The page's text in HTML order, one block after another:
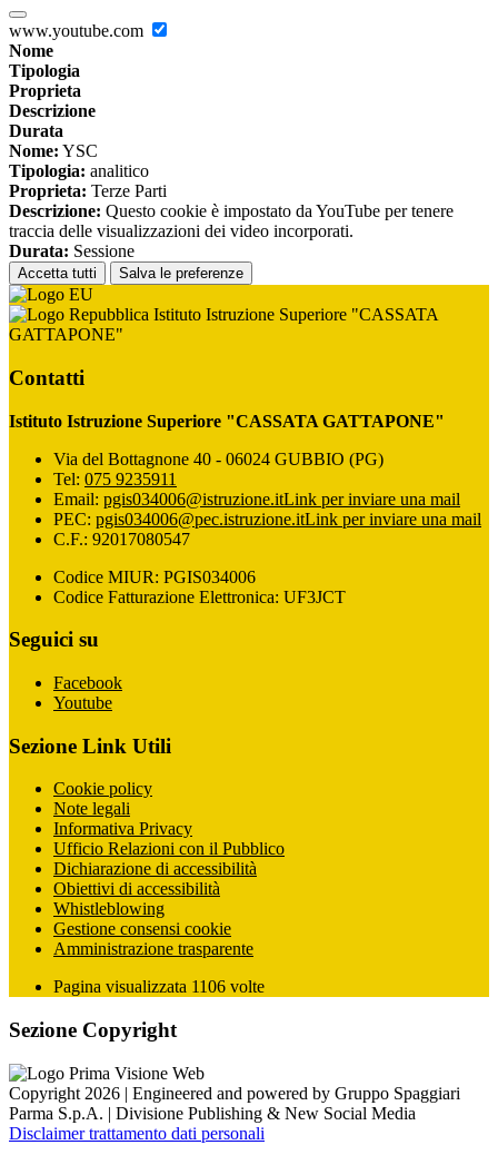
www.youtube.com
Nome
Tipologia
Proprieta
Descrizione
Durata
Nome: YSC
Tipologia: analitico
Proprieta: Terze Parti
Descrizione: Questo cookie è impostato da YouTube per tenere
traccia delle visualizzazioni dei video incorporati.
Durata: Sessione
Accetta tutti Salva le preferenze
Istituto Istruzione Superiore "CASSATA
GATTAPONE"
Contatti
Istituto Istruzione Superiore "CASSATA GATTAPONE"
Via del Bottagnone 40 - 06024 GUBBIO (PG)
Tel: 075 9235911
Email: pgis034006@istruzione.itLink per inviare una mail
PEC: pgis034006@pec.istruzione.itLink per inviare una mail
C.F.: 92017080547
Codice MIUR: PGIS034006
Codice Fatturazione Elettronica: UF3JCT
Seguici su
Facebook
Youtube
Sezione Link Utili
Cookie policy
Note legali
Informativa Privacy
Ufficio Relazioni con il Pubblico
Dichiarazione di accessibilità
Obiettivi di accessibilità
Whistleblowing
Gestione consensi cookie
Amministrazione trasparente
Pagina visualizzata 1106 volte
Sezione Copyright
Copyright 2026 | Engineered and powered by Gruppo Spaggiari
Parma S.p.A. | Divisione Publishing & New Social Media
Disclaimer trattamento dati personali